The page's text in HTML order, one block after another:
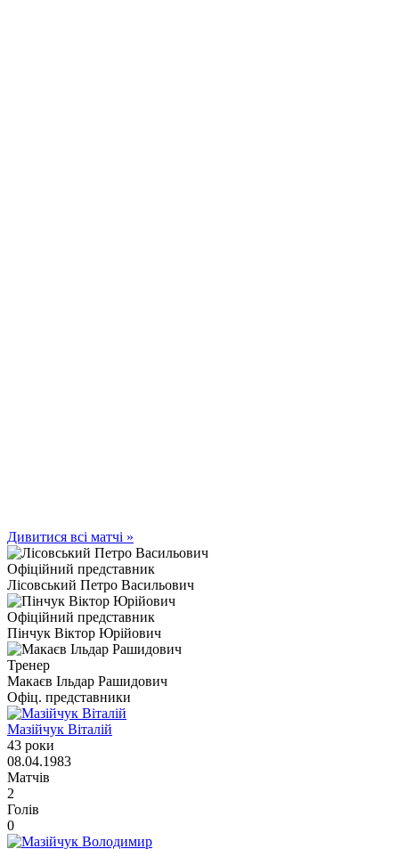
Дивитися всі матчі »
Офіційний представник
Лісовський Петро Васильович
Офіційний представник
Пінчук Віктор Юрійович
Тренер
Макаєв Ільдар Рашидович
Офіц. представники
Мазійчук Віталій
43 роки
08.04.1983
Матчів
2
Голів
0